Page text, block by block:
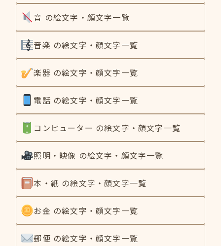
音 の絵文字・顔文字一覧
音楽 の絵文字・顔文字一覧
楽器 の絵文字・顔文字一覧
電話 の絵文字・顔文字一覧
コンピューター の絵文字・顔文字一覧
照明・映像 の絵文字・顔文字一覧
本・紙 の絵文字・顔文字一覧
お金 の絵文字・顔文字一覧
郵便 の絵文字・顔文字一覧